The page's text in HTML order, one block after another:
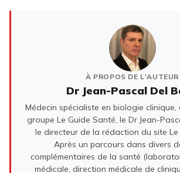
À PROPOS DE L'AUTEUR
Dr Jean-Pascal Del
Médecin spécialiste en biologie
groupe Le Guide Santé, le Dr Jean-
le directeur de la rédaction du site Le
Après un parcours dans divers
complémentaires de la santé
médicale, direction médicale de